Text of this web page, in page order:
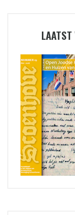
LAATST